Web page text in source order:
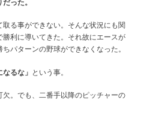
った。
る事ができない。そんな状況にも関
利に導いてきた。それ故にエースが
パターンの野球ができなくなった。
なるな」 という事。
。でも、二番手以降のピッチャーの